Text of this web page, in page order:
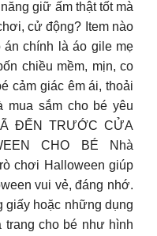
giữ ấm thật tốt mà
cử động? Item nào
chính là áo gile mẹ
chiều mềm, mịn, co
cảm giác êm ái, thoải
mua sắm cho bé yêu
ĐẾN TRƯỚC CỬA
CHO BÉ Nhà
chơi Halloween giúp
vui vẻ, đáng nhớ.
giấy hoặc những dụng
trang cho bé như hình